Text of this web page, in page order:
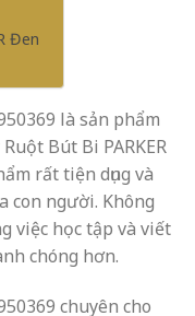
Đen
là sản phẩm
Bút Bi PARKER
rất tiện dụng và
con người. Không
việc học tập và viết
chóng hơn.
chuyên cho